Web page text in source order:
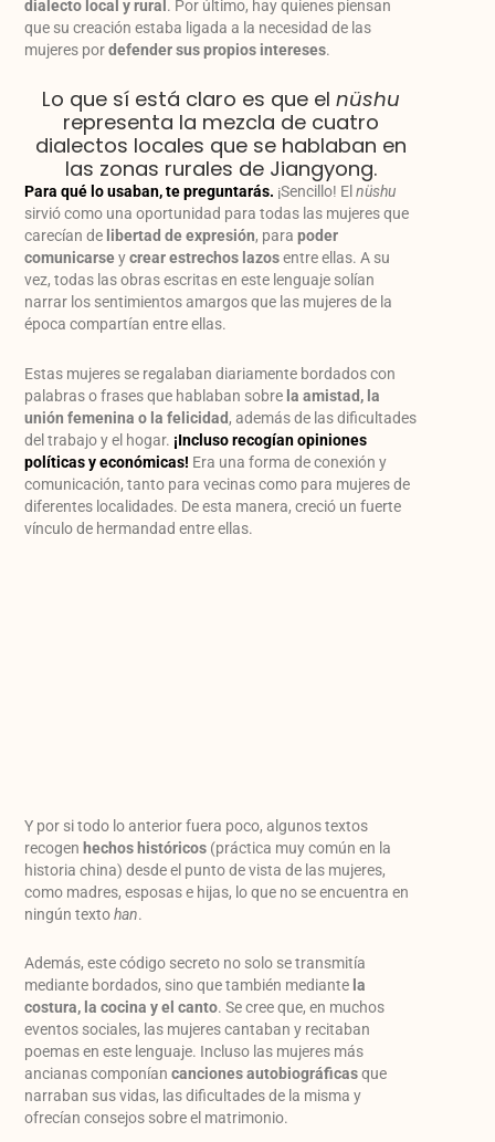
dialecto local y rural . Por último, hay quienes piensan
que su creación estaba ligada a la necesidad de las
mujeres pordefender sus propios intereses.
Lo que sí está claro es que el nüshu
representa la mezcla de cuatro
dialectos locales que se hablaban en
las zonas rurales de Jiangyong.
Para qué lo usaban, te preguntarás. ¡Sencillo! Elnüshu
sirvió como una oportunidad para todas las mujeres que
carecían de libertad de expresión, parapoder
comunicarseycrear estrechos lazosentre ellas. A su
vez, todas las obras escritas en este lenguaje solían
narrar los sentimientos amargos que las mujeres de la
época compartían entre ellas.
Estas mujeres se regalaban diariamente bordados con
palabras o frases que hablaban sobre la amistad, la
unión femenina o la felicidad , además de las dificultades
del trabajo y el hogar. ¡Incluso recogían opiniones
políticas y económicas! Era una forma de conexión y
comunicación, tanto para vecinas como para mujeres de
diferentes localidades. De esta manera, creció un fuerte
vínculo de hermandad entre ellas.
Y por si todo lo anterior fuera poco, algunos textos
recogenhechos históricos (práctica muy común en la
historia china) desde el punto de vista de las mujeres,
como madres, esposas e hijas, lo que no se encuentra en
ningún textohan.
Además, este código secreto no solo se transmitía
mediante bordados, sino que también mediante la
costura, la cocina y el canto. Se cree que, en muchos
eventos sociales, las mujeres cantaban y recitaban
poemas en este lenguaje. Incluso las mujeres más
ancianas componíancanciones autobiográficasque
narraban sus vidas, las dificultades de la misma y
ofrecían consejos sobre el matrimonio.